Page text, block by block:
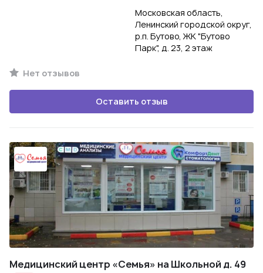
Московская область,
Ленинский городской округ,
р.п. Бутово, ЖК "Бутово
Парк", д. 23, 2 этаж
Нет отзывов
Оставить отзыв
Медицинский центр «Семья» на Школьной д. 49